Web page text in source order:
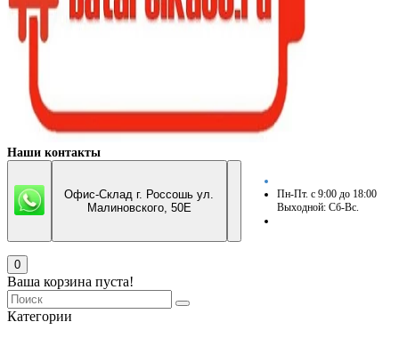
Наши контакты
Офис-Склад г. Россошь ул.
Малиновского, 50Е
Пн-Пт. с 9:00 до 18:00
Выходной: Сб-Вс.
0
Ваша корзина пуста!
Категории